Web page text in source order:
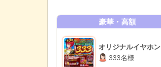
豪華・高額
オリジナルイヤホン
333名様